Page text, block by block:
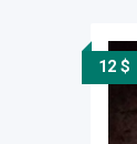
12 $